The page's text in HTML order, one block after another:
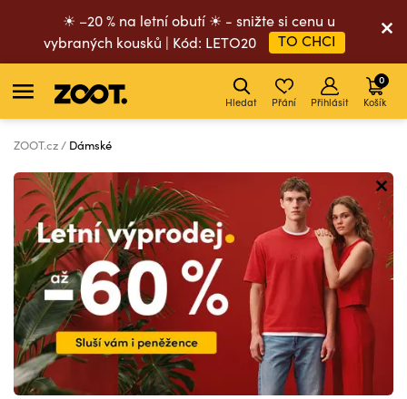
☀ –20 % na letní obutí ☀ - snižte si cenu u
vybraných kousků | Kód: LETO20
TO CHCI
Hledat Přání Přihlásit Košík
0
ZOOT.cz Dámské